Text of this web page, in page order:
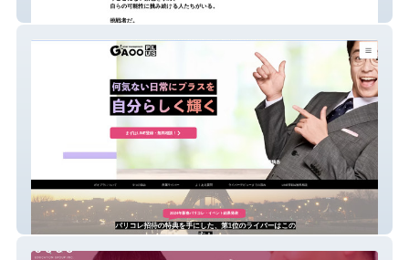
株式会社プロパゲート
株式会社3